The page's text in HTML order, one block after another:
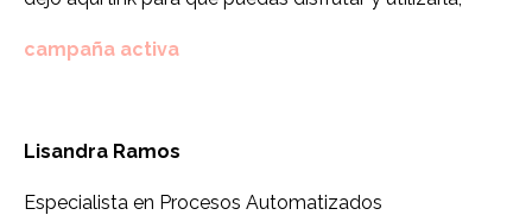
campaña activa
Lisandra Ramos
Especialista en Procesos Automatizados